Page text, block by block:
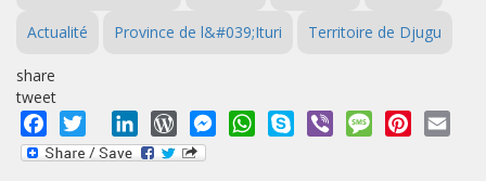
Actualité Province de l&#039;Ituri Territoire de Djugu
share
tweet
Facebook
Twitter LinkedInWordPressMessengerWhatsApp
Skype Viber MessagePinterest